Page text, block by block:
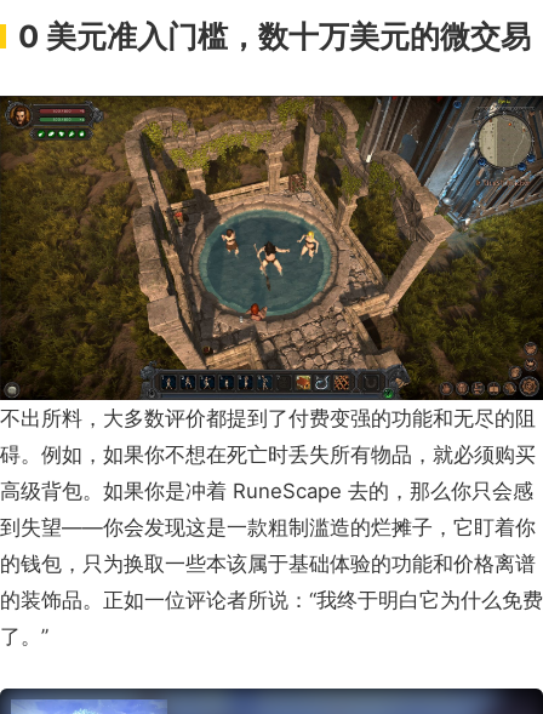
0 美元准入门槛，数十万美元的微交易
不出所料，大多数评价都提到了付费变强的功能和无尽的阻
碍。例如，如果你不想在死亡时丢失所有物品，就必须购买
高级背包。如果你是冲着 RuneScape 去的，那么你只会感
到失望——你会发现这是一款粗制滥造的烂摊子，它盯着你
的钱包，只为换取一些本该属于基础体验的功能和价格离谱
的装饰品。正如一位评论者所说：“我终于明白它为什么免费
了。”